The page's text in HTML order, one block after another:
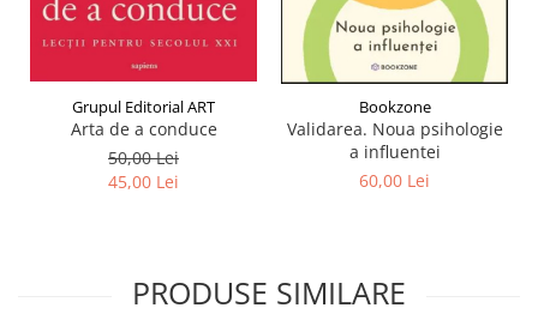
Grupul Editorial ART
Arta de a conduce
50,00 Lei
45,00 Lei
Bookzone
Validarea. Noua psihologie
a influentei
60,00 Lei
PRODUSE SIMILARE